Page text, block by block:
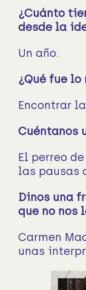
¿Cuánto
desde la
Un año.
¿Qué fue
Encontrar
Cuéntanos
El perreo
las pausas
Dinos una
que no nos
Carmen
unas